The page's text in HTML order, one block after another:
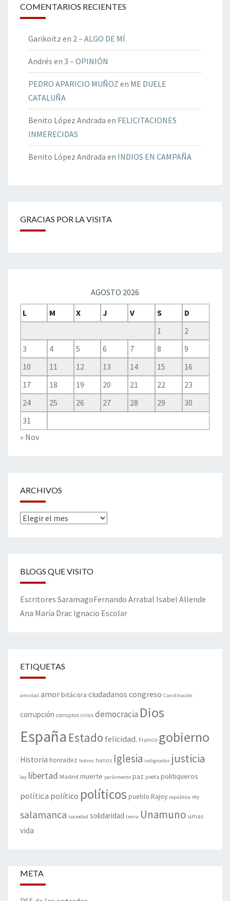
COMENTARIOS RECIENTES
Garikoitz en 2 – ALGO DE MÍ
Andrés en 3 – OPINIÓN
PEDRO APARICIO MUÑOZ en ME DUELE
CATALUÑA
Benito López Andrada en FELICITACIONES
INMERECIDAS
Benito López Andrada en INDIOS EN CAMPAÑA
GRACIAS POR LA VISITA
AGOSTO 2026
L
M X J V S
D
1
2
3
4 5 6 7 8
9
10
11 12 13 14 15
16
17
18 19 20 21 22
23
24
25 26 27 28 29
30
31
« Nov
ARCHIVOS
Archivos
BLOGS QUE VISITO
Escritores SaramagoFernando Arrabal Isabel Allende
Ana María Drac Ignacio Escolar
ETIQUETAS
amistad amorbitácora ciudadanos congreso Constitución
corrupción corruptos crisis democracia Dios
España Estado felicidad. Franco gobierno
Historia honradez hotros hunos Iglesia indignados justicia
ley libertad Madrid muerte parlamento paz poeta politiqueros
política político políticos pueblo Rajoy república rey
salamanca sociedad solidaridad tierra Unamuno urnas
vida
META